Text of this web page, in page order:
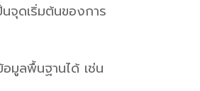
จุดเริ่มต้นของการ
มูลพื้นฐานได้ เช่น